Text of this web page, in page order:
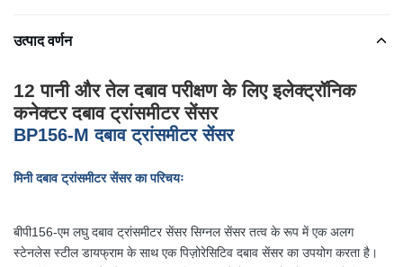
उत्पाद वर्णन
12 पानी और तेल दबाव परीक्षण के लिए इलेक्ट्रॉनिक
कनेक्टर दबाव ट्रांसमीटर सेंसर
BP156-M दबाव ट्रांसमीटर सेंसर
मिनी दबाव ट्रांसमीटर सेंसर का परिचयः
बीपी156-एम लघु दबाव ट्रांसमीटर सेंसर सिग्नल सेंसर तत्व के रूप में एक अलग
स्टेनलेस स्टील डायफ्राम के साथ एक पिज़ोरेसिटिव दबाव सेंसर का उपयोग करता है।